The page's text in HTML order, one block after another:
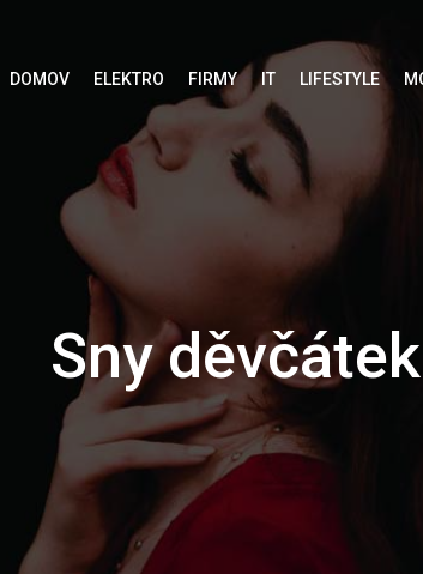
DOMOV ELEKTRO FIRMY IT LIFESTYLE
Sny